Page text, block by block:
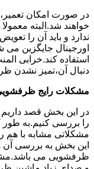
در صورت امکان
خواهند شد.البته
ندارد و باید آن را
اورجینال جایگزین
استفاده کند.خرابی
دنبال آن،تمیز نشدن
مشکلات رایج
در این بخش قصد
را بررسی کنیم.به طور
مشکلاتی مشابه با هم
این بخش به بررسی آن
ظرفشویی می